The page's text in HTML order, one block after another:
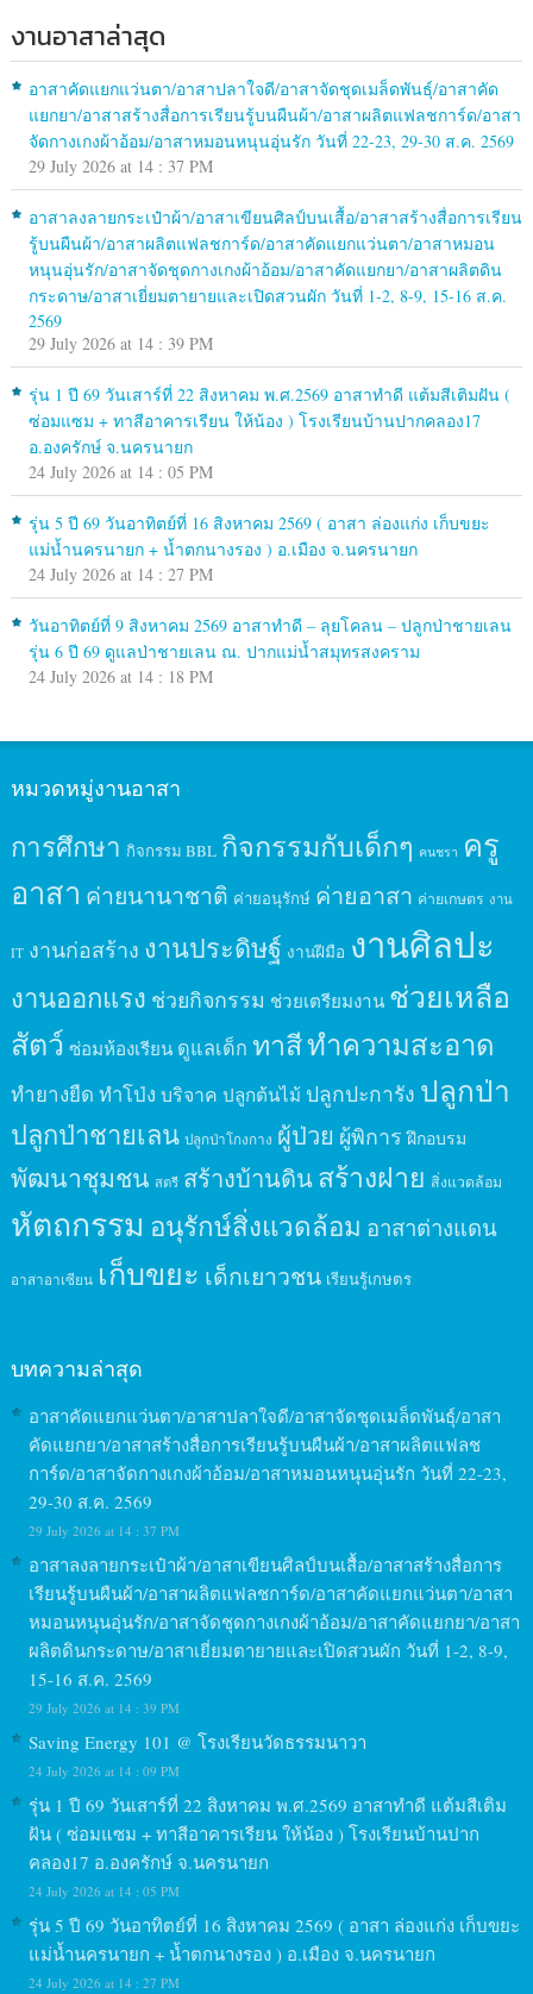
งานอาสาล่าสุด
อาสาคัดแยกแว่นตา/อาสาปลาใจดี/อาสาจัดชุดเมล็ดพันธุ์/อาสาคัด
แยกยา/อาสาสร้างสื่อการเรียนรู้บนผืนผ้า/อาสาผลิตแฟลชการ์ด/อาสา
จัดกางเกงผ้าอ้อม/อาสาหมอนหนุนอุ่นรัก วันที่ 22-23, 29-30 ส.ค. 2569
29 July 2026 at 14 : 37 PM
อาสาลงลายกระเป๋าผ้า/อาสาเขียนศิลป์บนเสื้อ/อาสาสร้างสื่อการเรียน
รู้บนผืนผ้า/อาสาผลิตแฟลชการ์ด/อาสาคัดแยกแว่นตา/อาสาหมอน
หนุนอุ่นรัก/อาสาจัดชุดกางเกงผ้าอ้อม/อาสาคัดแยกยา/อาสาผลิตดิน
กระดาษ/อาสาเยี่ยมตายายและเปิดสวนผัก วันที่ 1-2, 8-9, 15-16 ส.ค.
2569
29 July 2026 at 14 : 39 PM
รุ่น 1 ปี 69 วันเสาร์ที่ 22 สิงหาคม พ.ศ.2569 อาสาทำดี แต้มสีเติมฝัน (
ซ่อมแซม + ทาสีอาคารเรียน ให้น้อง ) โรงเรียนบ้านปากคลอง17
อ.องครักษ์ จ.นครนายก
24 July 2026 at 14 : 05 PM
รุ่น 5 ปี 69 วันอาทิตย์ที่ 16 สิงหาคม 2569 ( อาสา ล่องแก่ง เก็บขยะ
แม่น้ำนครนายก + น้ำตกนางรอง ) อ.เมือง จ.นครนายก
24 July 2026 at 14 : 27 PM
วันอาทิตย์ที่ 9 สิงหาคม 2569 อาสาทำดี – ลุยโคลน – ปลูกป่าชายเลน
รุ่น 6 ปี 69 ดูแลป่าชายเลน ณ. ปากแม่น้ำสมุทรสงคราม
24 July 2026 at 14 : 18 PM
หมวดหมู่งานอาสา
การศึกษา กิจกรรม BBL กิจกรรมกับเด็กๆ คนชรา ครู
อาสา ค่ายนานาชาติ ค่ายอนุรักษ์ ค่ายอาสา ค่ายเกษตร งาน
IT งานก่อสร้าง งานประดิษฐ์ งานฝีมือ งานศิลปะ
งานออกแรง ช่วยกิจกรรม ช่วยเตรียมงาน ช่วยเหลือ
สัตว์ ซ่อมห้องเรียน ดูแลเด็ก ทาสีทำความสะอาด
ทำยางยืด ทำโป่ง บริจาค ปลูกต้นไม้ ปลูกปะการัง ปลูกป่า
ปลูกป่าชายเลน ปลูกป่าโกงกาง ผู้ป่วย ผู้พิการ ฝึกอบรม
พัฒนาชุมชน สตรี สร้างบ้านดินสร้างฝาย สิ่งแวดล้อม
หัตถกรรม อนุรักษ์สิ่งแวดล้อม อาสาต่างแดน
อาสาอาเซียน เก็บขยะ เด็กเยาวชน เรียนรู้เกษตร
บทความล่าสุด
อาสาคัดแยกแว่นตา/อาสาปลาใจดี/อาสาจัดชุดเมล็ดพันธุ์/อาสา
คัดแยกยา/อาสาสร้างสื่อการเรียนรู้บนผืนผ้า/อาสาผลิตแฟลช
การ์ด/อาสาจัดกางเกงผ้าอ้อม/อาสาหมอนหนุนอุ่นรัก วันที่ 22-23,
29-30 ส.ค. 2569
29 July 2026 at 14 : 37 PM
อาสาลงลายกระเป๋าผ้า/อาสาเขียนศิลป์บนเสื้อ/อาสาสร้างสื่อการ
เรียนรู้บนผืนผ้า/อาสาผลิตแฟลชการ์ด/อาสาคัดแยกแว่นตา/อาสา
หมอนหนุนอุ่นรัก/อาสาจัดชุดกางเกงผ้าอ้อม/อาสาคัดแยกยา/อาสา
ผลิตดินกระดาษ/อาสาเยี่ยมตายายและเปิดสวนผัก วันที่ 1-2, 8-9,
15-16 ส.ค. 2569
29 July 2026 at 14 : 39 PM
Saving Energy 101 @ โรงเรียนวัดธรรมนาวา
24 July 2026 at 14 : 09 PM
รุ่น 1 ปี 69 วันเสาร์ที่ 22 สิงหาคม พ.ศ.2569 อาสาทำดี แต้มสีเติม
ฝัน ( ซ่อมแซม + ทาสีอาคารเรียน ให้น้อง ) โรงเรียนบ้านปาก
คลอง17 อ.องครักษ์ จ.นครนายก
24 July 2026 at 14 : 05 PM
รุ่น 5 ปี 69 วันอาทิตย์ที่ 16 สิงหาคม 2569 ( อาสา ล่องแก่ง เก็บขยะ
แม่น้ำนครนายก + น้ำตกนางรอง ) อ.เมือง จ.นครนายก
24 July 2026 at 14 : 27 PM